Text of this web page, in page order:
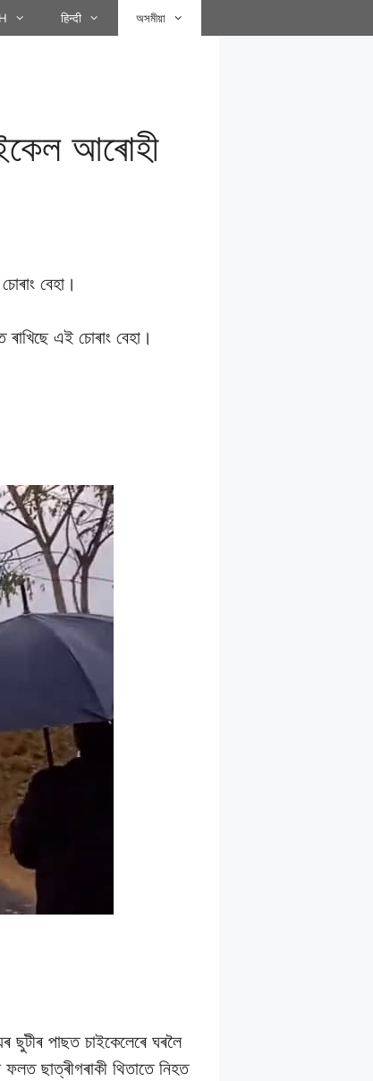
हिन्दी অসমীয়া
আৰােহী
বেহা।
এই চােৰাং বেহা।
ছুটীৰ পাছত চাইকেলেৰে ঘৰলৈ
ছাত্ৰীগৰাকী থিতাতে নিহত